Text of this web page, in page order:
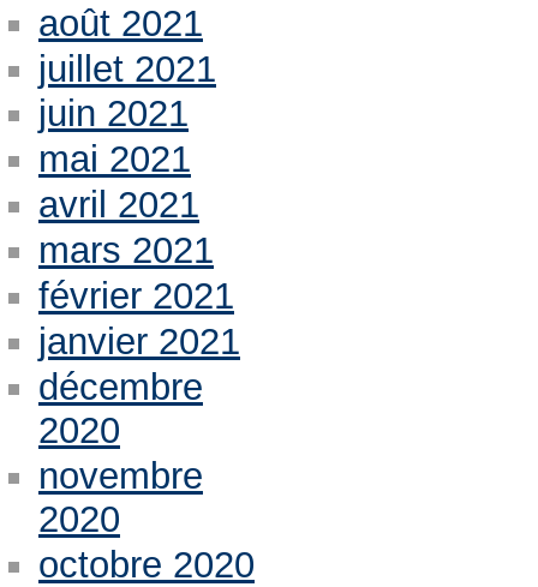
août 2021
juillet 2021
juin 2021
mai 2021
avril 2021
mars 2021
février 2021
janvier 2021
décembre
2020
novembre
2020
octobre 2020